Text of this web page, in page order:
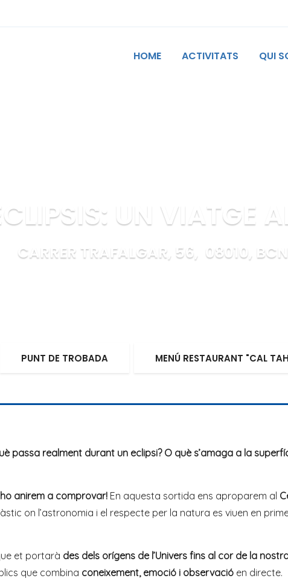
HOME ACTIVITATS QUI
UN VIATGE
CARRER TRAFALGAR, 56, 08010, BCN
PUNT DE TROBADA MENÚ RESTAURANT "CAL
passa realment durant un eclipsi? O què s’amaga a la
anirem a comprovar! En aquesta sortida ens aproparem al
on l’astronomia i el respecte per la natura es viuen en
et portarà des dels orígens de l’Univers fins al cor de la
que combina coneixement, emoció i observació en directe.